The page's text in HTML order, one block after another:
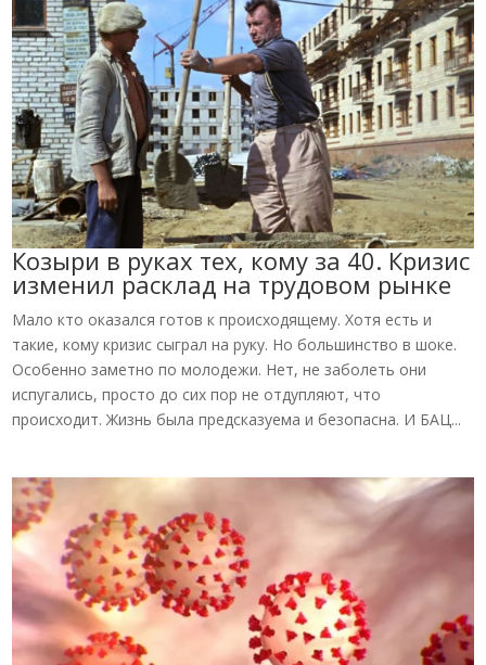
Козыри в руках тех, кому за 40. Кризис
изменил расклад на трудовом рынке
Мало кто оказался готов к происходящему. Хотя есть и
такие, кому кризис сыграл на руку. Но большинство в шоке.
Особенно заметно по молодежи. Нет, не заболеть они
испугались, просто до сих пор не отдупляют, что
происходит. Жизнь была предсказуема и безопасна. И БАЦ...